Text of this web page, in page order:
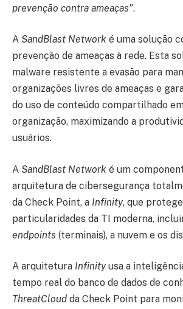
prevenção contra ameaças”.
A SandBlast Network é uma solução
prevenção de ameaças à rede. Esta
malware resistente a evasão para
organizações livres de ameaças e
do uso de conteúdo compartilhado
organização, maximizando a
usuários.
A SandBlast Network é um
arquitetura de cibersegurança
da Check Point, a Infinity, que
particularidades da TI moderna,
endpoints (terminais), a nuvem e os
A arquitetura Infinityusa a
tempo real do banco de dados de
ThreatCloud da Check Point para